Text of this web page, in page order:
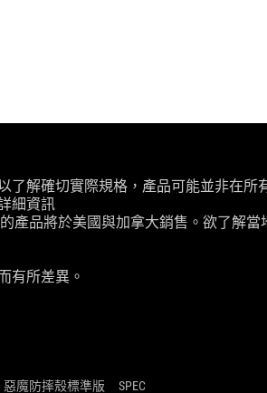
解確切實際規格，產品可能並非在所
細資訊
品將於美國與加拿大銷售。欲了解當
有所差異。
9 惡魔防摔殼標準版 SPEC